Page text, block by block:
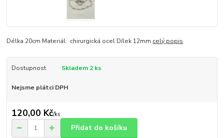
Délka 20cm Materiál: chirurgická ocel Dílek 12mm celý popis
Dostupnost Skladem 2 ks
Nejsme plátci DPH
120,00 Kč/ks
Přidat do košíku